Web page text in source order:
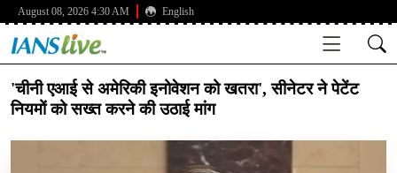
August 08, 2026 4:30 AM English
'चीनी एआई से अमेरिकी इनोवेशन को खतरा', सीनेटर ने पेटेंट
नियमों को सख्त करने की उठाई मांग